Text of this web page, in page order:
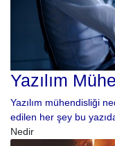
Yazılım
Yazılım mühendisliği
edilen her şey bu
Nedir